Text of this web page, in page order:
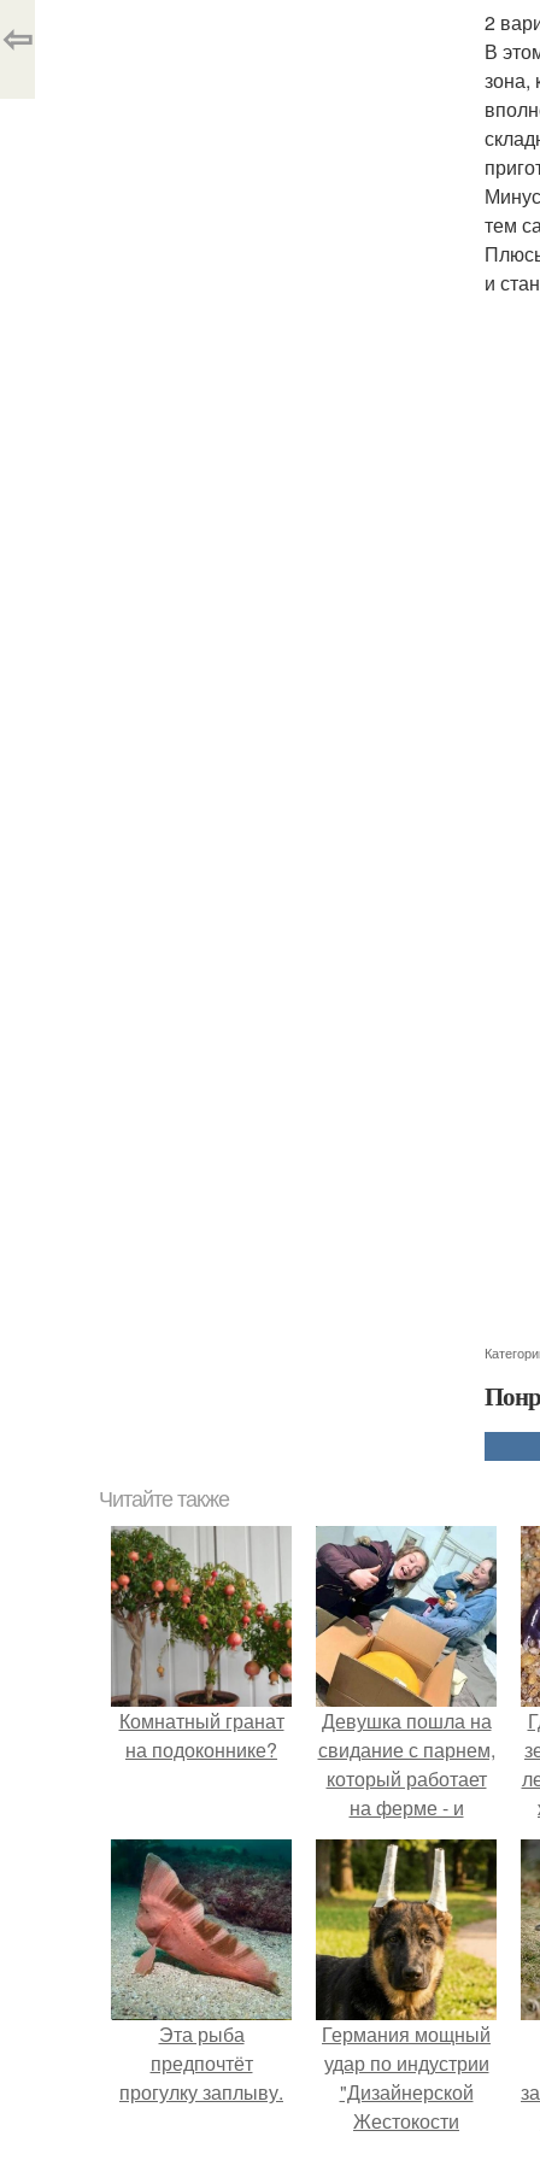
2
В
зона,
тем
и
⇦
Читайте также
Комнатный гранат
на подоконнике?
Девушка пошла на
свидание с парнем,
который работает
на ферме - и
вернулась домой с
подарком, который
точно не влезет в
дамскую сумочку.
Эта рыба
предпочтёт
прогулку заплыву.
Германия мощный
удар по индустрии
"Дизайнерской
Жестокости